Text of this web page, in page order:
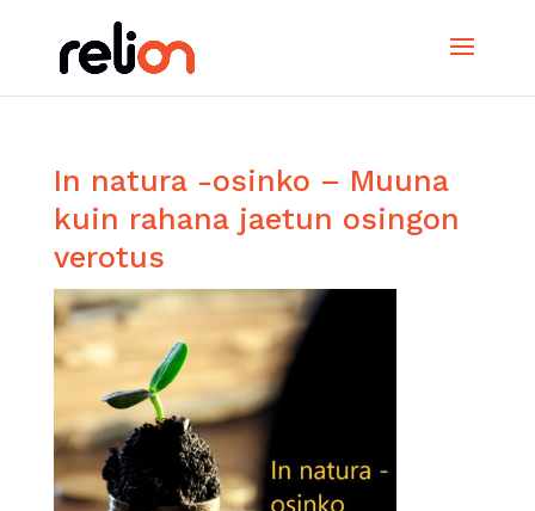
In natura -osinko – Muuna
kuin rahana jaetun osingon
verotus